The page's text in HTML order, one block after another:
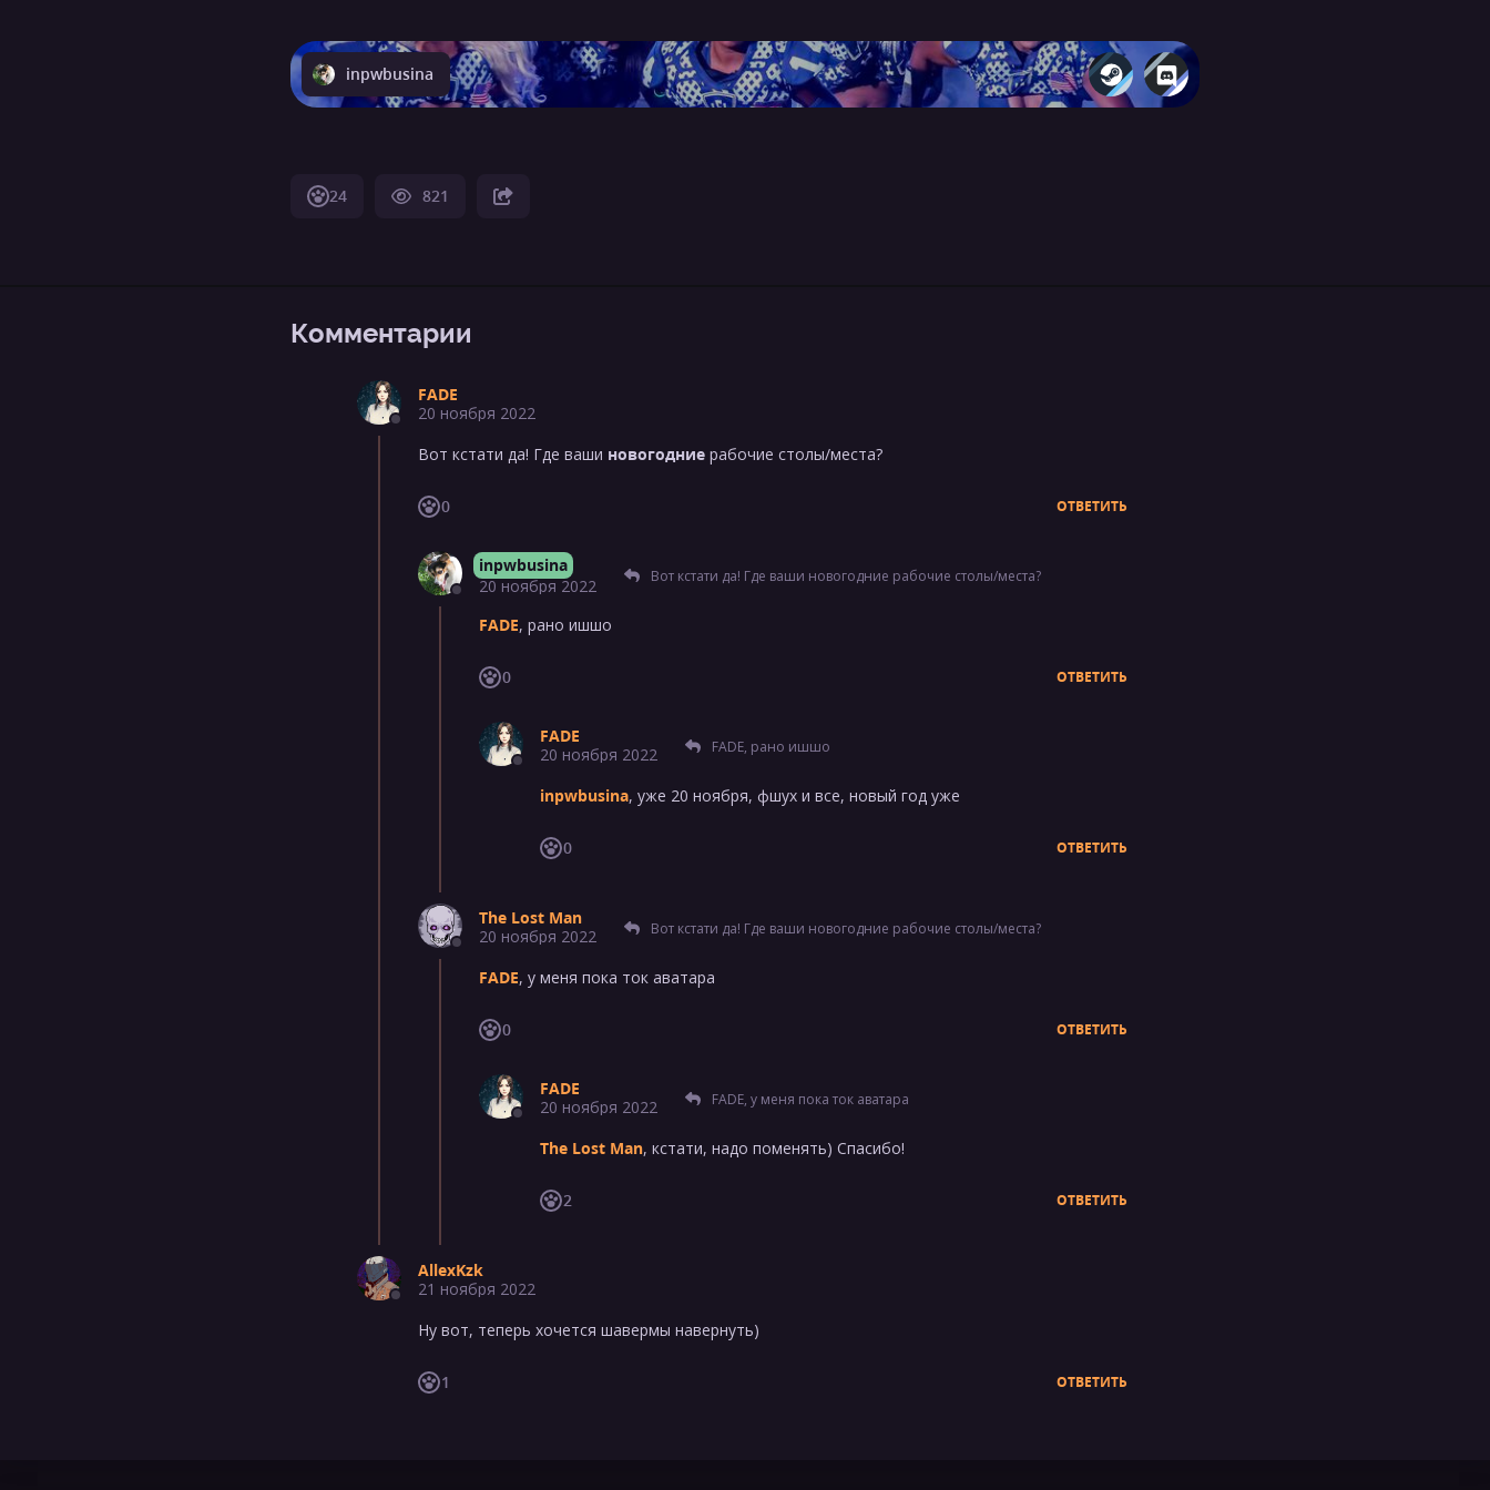
inpwbusina
24 821
Комментарии
FADE
20 ноября 2022
Вот кстати да! Где ваши новогодние рабочие столы/места?
0 ОТВЕТИТЬ
inpwbusina
20 ноября 2022
Вот кстати да! Где ваши новогодние рабочие столы/места?
FADE, рано ишшо
0 ОТВЕТИТЬ
FADE
20 ноября 2022
FADE, рано ишшо
inpwbusina, уже 20 ноября, фшух и все, новый год уже
0 ОТВЕТИТЬ
The Lost Man
20 ноября 2022
Вот кстати да! Где ваши новогодние рабочие столы/места?
FADE, у меня пока ток аватара
0 ОТВЕТИТЬ
FADE
20 ноября 2022
FADE, у меня пока ток аватара
The Lost Man, кстати, надо поменять) Спасибо!
2 ОТВЕТИТЬ
AllexKzk
21 ноября 2022
Ну вот, теперь хочется шавермы навернуть)
1 ОТВЕТИТЬ